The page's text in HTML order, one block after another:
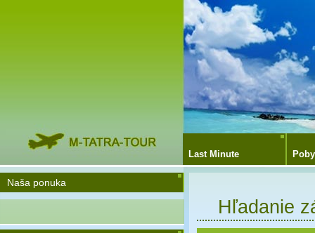
Last Minute
Hľadanie
Naša ponuka